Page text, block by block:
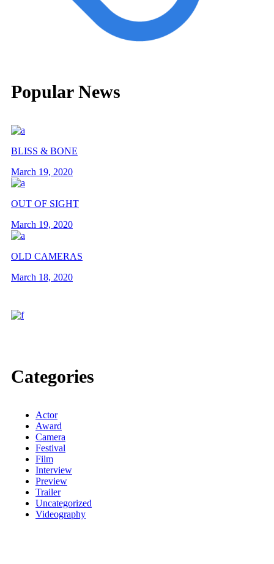
Popular News
BLISS & BONE
March 19, 2020
OUT OF SIGHT
March 19, 2020
OLD CAMERAS
March 18, 2020
Categories
Actor
Award
Camera
Festival
Film
Interview
Preview
Trailer
Uncategorized
Videography